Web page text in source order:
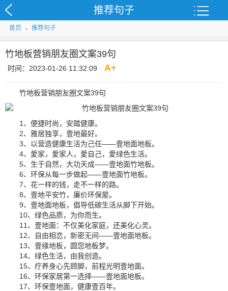
推荐句子
首页 - 推荐句子
竹地板营销朋友圈文案39句
时间：2023-01-26 11:32:09 A+
竹地板营销朋友圈文案39句
1、便捷时尚，安踏健康。
2、雅居独享，壹地最好。
3、以营造健康生活为己任——壹地面地板。
4、愛家，愛家人，愛自己，愛绿色生活。
5、生于自然，大功天成——壹地面竹地板。
6、环保从每一步做起——壹地面竹地板。
7、花一样的钱，走不一样的路。
8、壹地平安竹，廉价环保屋。
9、壹地面地板，倡导低碳生活从脚下开始。
10、绿色品质，为你而生。
11、壹地面：不仅美化家庭，还美化心灵。
12、自由相恋，新密无间——壹地面地板。
13、壹缘地板，圆您地板梦。
14、绿色生活，由我创造。
15、疗养身心先顾脚，前程光明壹地面。
16、环保家居第一选择——壹地面地板。
17、环保壹地面，健康壹百年。